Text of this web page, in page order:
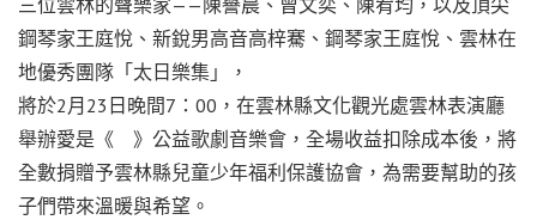
三位雲林的聲樂家——陳譽晨、曾文奕、陳宥均，以及頂尖
鋼琴家王庭悅、新銳男高音高梓騫、鋼琴家王庭悅、雲林在
地優秀團隊「太日樂集」，
將於2月23日晚間7：00，在雲林縣文化觀光處雲林表演廳
舉辦愛是《 》公益歌劇音樂會，全場收益扣除成本後，將
全數捐贈予雲林縣兒童少年福利保護協會，為需要幫助的孩
子們帶來溫暖與希望。